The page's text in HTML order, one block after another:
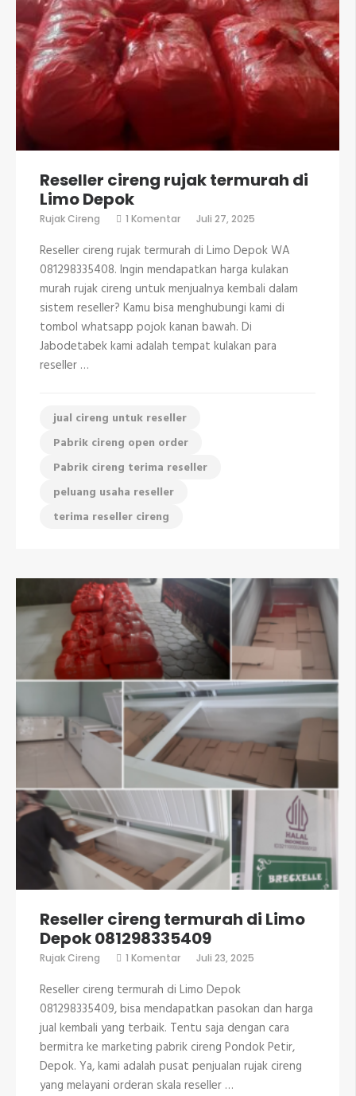
Reseller cireng rujak termurah di
Limo Depok
Rujak Cireng 1 Komentarpada
rujak
termurah
di
Limo
Depok
Juli 27, 2025
Reseller cireng rujak termurah di Limo Depok WA
081298335408. Ingin mendapatkan harga kulakan
murah rujak cireng untuk menjualnya kembali dalam
sistem reseller? Kamu bisa menghubungi kami di
tombol whatsapp pojok kanan bawah. Di
Jabodetabek kami adalah tempat kulakan para
reseller …
jual cireng untuk reseller
Pabrik cireng open order
Pabrik cireng terima reseller
peluang usaha reseller
terima reseller cireng
Reseller cireng termurah di Limo
Depok 081298335409
Rujak Cireng 1 Komentarpada
termurah
di
Limo
Depok
081298335409
Juli 23, 2025
Reseller cireng termurah di Limo Depok
081298335409, bisa mendapatkan pasokan dan harga
jual kembali yang terbaik. Tentu saja dengan cara
bermitra ke marketing pabrik cireng Pondok Petir,
Depok. Ya, kami adalah pusat penjualan rujak cireng
yang melayani orderan skala reseller …